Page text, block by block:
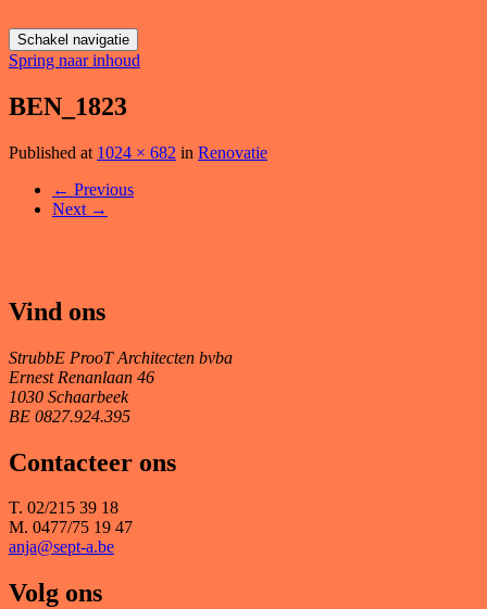
Schakel navigatie
Spring naar inhoud
BEN_1823
Published at 1024 × 682 in Renovatie
← Previous
Next →
Vind ons
StrubbE ProoT Architecten bvba
Ernest Renanlaan 46
1030 Schaarbeek
BE 0827.924.395
Contacteer ons
T. 02/215 39 18
M. 0477/75 19 47
anja@sept-a.be
Volg ons